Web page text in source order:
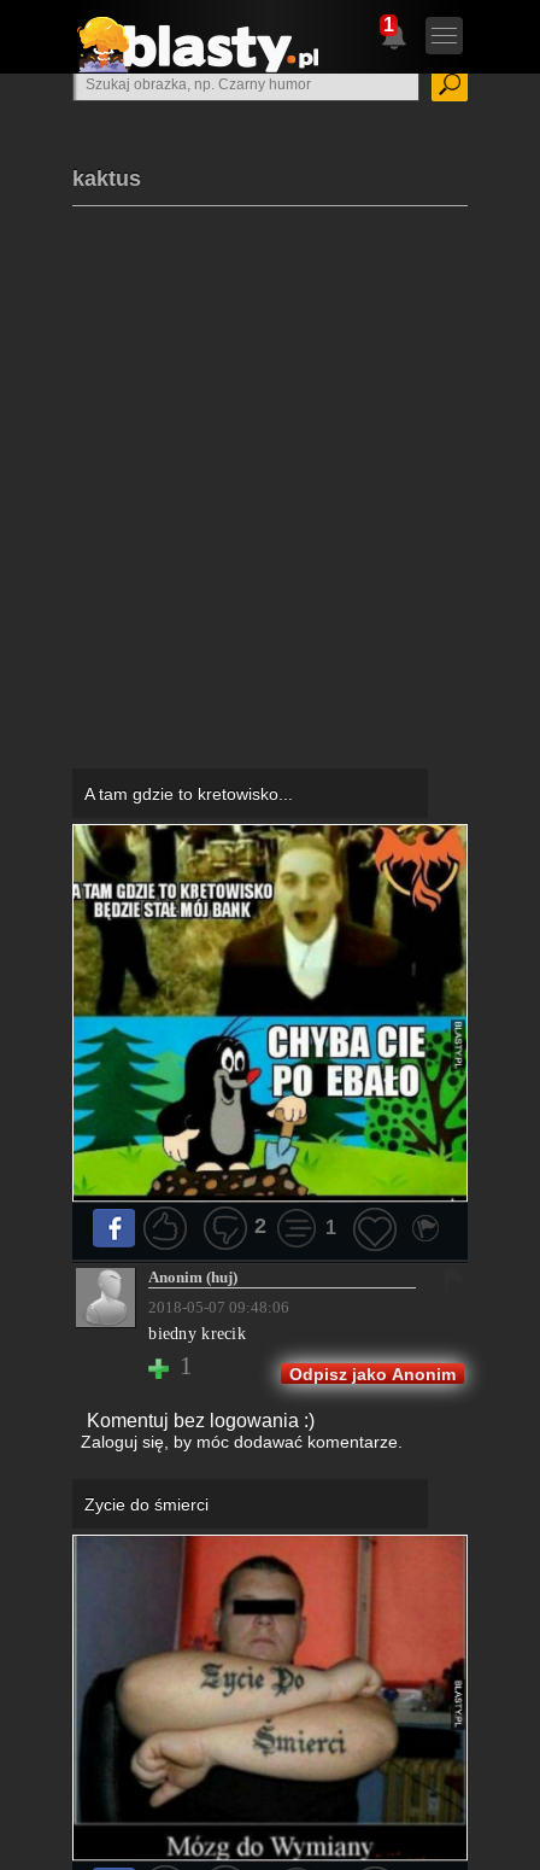
1
kaktus
A tam gdzie to kretowisko...
2 1
Anonim (huj)
2018-05-07 09:48:06
biedny krecik
1 Odpisz jako Anonim
Komentuj bez logowania :)
Zaloguj się, by móc dodawać komentarze.
Zycie do śmierci